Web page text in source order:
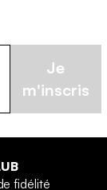
Je
m'inscris
fidélité